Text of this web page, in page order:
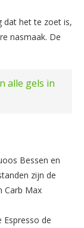
dat het te zoet is,
nasmaak. De
alle gels in
Bessen en
zijn de
Carb Max
de